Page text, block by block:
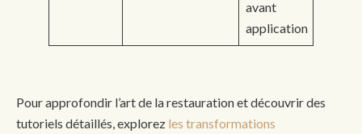
avant
application
Pour approfondir l’art de la restauration et découvrir des
tutoriels détaillés, explorez les transformations